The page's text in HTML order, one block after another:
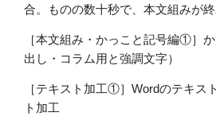
合。ものの数十秒で、本文組みが終
［本文組み・かっこと記号編①］
出し・コラム用と強調文字）
［テキスト加工①］Wordのテキス
ト加工